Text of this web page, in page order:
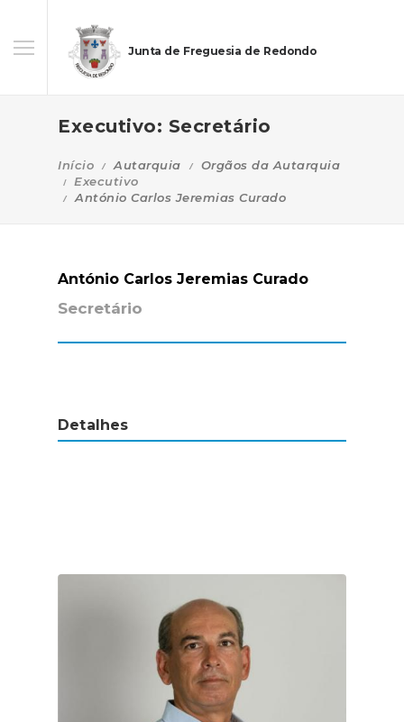
Junta de Freguesia de Redondo
Executivo: Secretário
Início Autarquia
Orgãos da Autarquia
Executivo
António Carlos Jeremias Curado
António Carlos Jeremias Curado
Secretário
Detalhes